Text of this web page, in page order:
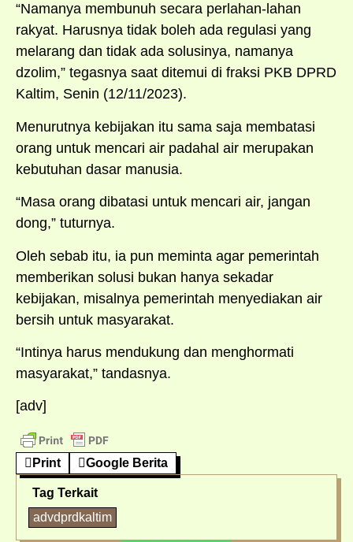
“Namanya membunuh secara perlahan-lahan
rakyat. Harusnya tidak boleh ada regulasi yang
melarang dan tidak ada solusinya, namanya
dzolim,” tegasnya saat ditemui di fraksi PKB DPRD
Kaltim, Senin (12/11/2023).
Menurutnya kebijakan itu sama saja membatasi
orang untuk mencari air padahal air merupakan
kebutuhan dasar manusia.
“Masa orang dibatasi untuk mencari air, jangan
dong,” tuturnya.
Oleh sebab itu, ia pun meminta agar pemerintah
memberikan solusi bukan hanya sekadar
kebijakan, misalnya pemerintah menyediakan air
bersih untuk masyarakat.
“Intinya harus mendukung dan menghormati
masyarakat,” tandasnya.
[adv]
Print Google Berita
Tag Terkait
advdprdkaltim